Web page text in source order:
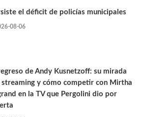
el déficit de policías municipales
08-06
de Andy Kusnetzoff: su mirada
streaming y cómo competir con Mirtha
en la TV que Pergolini dio por